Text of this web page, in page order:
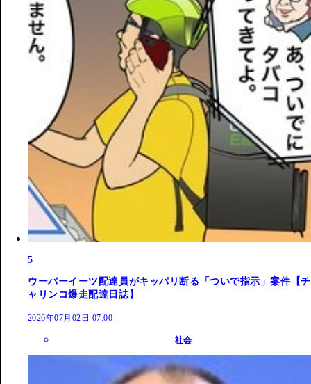
5
ウーバーイーツ配達員がキッパリ断る「ついで指示」案件【チ
ャリンコ爆走配達日誌】
2026年07月02日 07:00
社会